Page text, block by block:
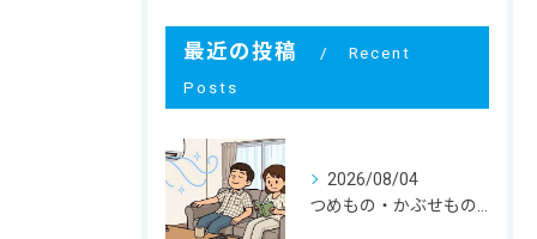
最近の投稿
Recent
Posts
2026/08/04